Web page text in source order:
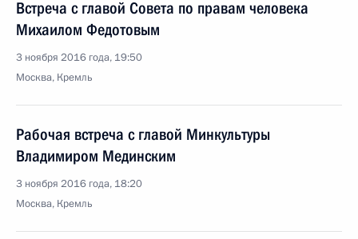
Встреча с главой Совета по правам человека
Михаилом Федотовым
3 ноября 2016 года, 19:50
Москва, Кремль
Рабочая встреча с главой Минкультуры
Владимиром Мединским
3 ноября 2016 года, 18:20
Москва, Кремль